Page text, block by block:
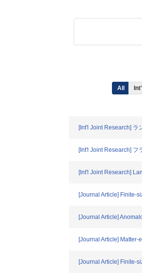
All
[Int'l Joint Research] ラ
[Int'l Joint Research] フ
[Int'l Joint Research]
[Journal Article] Finite-
[Journal Article]
[Journal Article]
[Journal Article] Finite-